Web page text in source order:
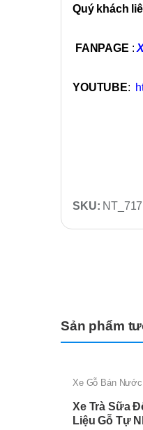
Quý khách
FANPAGE :
YOUTUBE:
SKU:
Sản phẩm
Xe Gỗ Bán Nước
Xe Trà Sữa
Liệu Gỗ Tự